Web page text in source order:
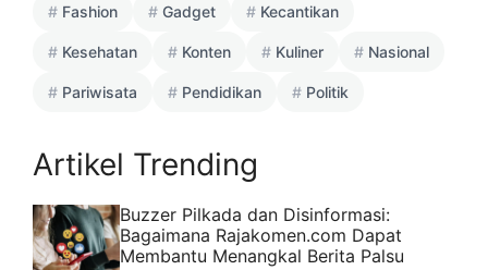
Fashion Gadget Kecantikan
Kesehatan Konten Kuliner Nasional
Pariwisata Pendidikan Politik
Artikel Trending
Buzzer Pilkada dan Disinformasi:
Bagaimana Rajakomen.com Dapat
Membantu Menangkal Berita Palsu